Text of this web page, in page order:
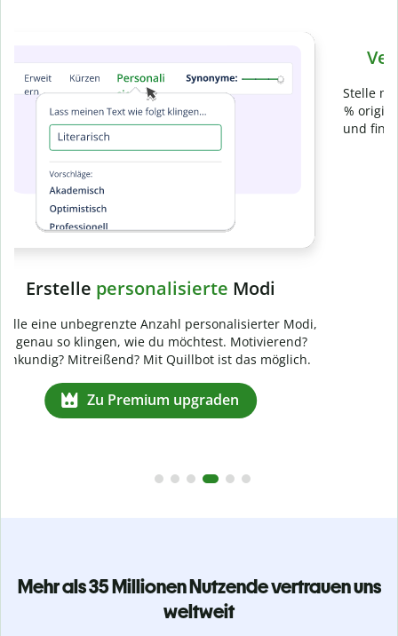
Verhindereversehentliches Plagiat
Stelle mit der Plagiatsprüfung sicher, dass dein Text zu 100
% original ist. Analysiere deine Arbeit in Sekundenschnelle
und finde fehlende Quellenangaben in über 100 Sprachen.
Zu Premium upgraden
Mehr als 35 Millionen Nutzende vertrauen uns
weltweit